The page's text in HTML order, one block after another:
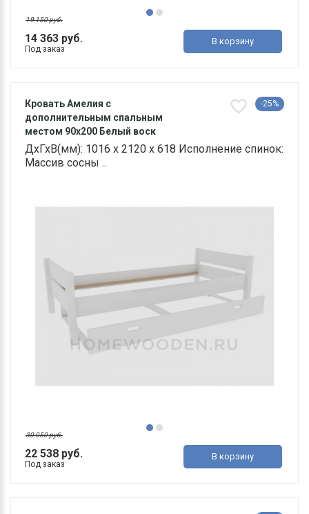
14 363 руб.
19 150 руб.
Под заказ
В корзину
Кровать Амелия с
дополнительным спальным
местом 90х200 Белый воск
-25%
ДхГхВ(мм): 1016 х 2120 х 618 Исполнение спинок:
Массив сосны ..
22 538 руб.
30 050 руб.
Под заказ
В корзину